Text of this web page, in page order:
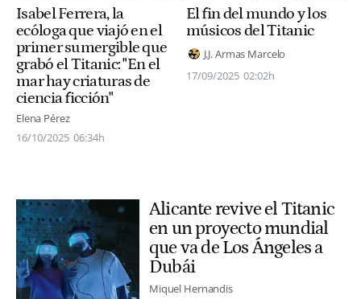
Isabel Ferrera, la
ecóloga que viajó en el
primer sumergible que
grabó el Titanic: "En el
mar hay criaturas de
ciencia ficción"
Elena Pérez
16/10/2025 06:34h
El fin del mundo y los
músicos del Titanic
J.J. Armas Marcelo
17/09/2025 02:02h
Alicante revive el Titanic
en un proyecto mundial
que va de Los Ángeles a
Dubái
Miquel Hernandis